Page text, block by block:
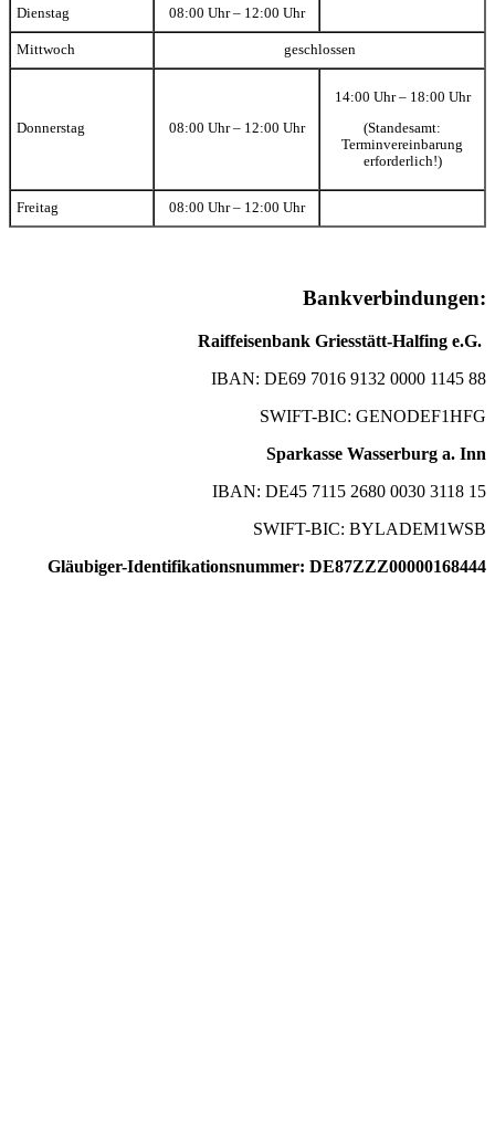
Dienstag 08:00 Uhr – 12:00 Uhr
Mittwoch geschlossen
Donnerstag 08:00 Uhr – 12:00 Uhr
14:00 Uhr – 18:00 Uhr
(Standesamt:
Terminvereinbarung
erforderlich!)
Freitag 08:00 Uhr – 12:00 Uhr
Bankverbindungen:
Raiffeisenbank Griesstätt-Halfing e.G.
IBAN: DE69 7016 9132 0000 1145 88
SWIFT-BIC: GENODEF1HFG
Sparkasse Wasserburg a. Inn
IBAN: DE45 7115 2680 0030 3118 15
SWIFT-BIC: BYLADEM1WSB
Gläubiger-Identifikationsnummer: DE87ZZZ00000168444